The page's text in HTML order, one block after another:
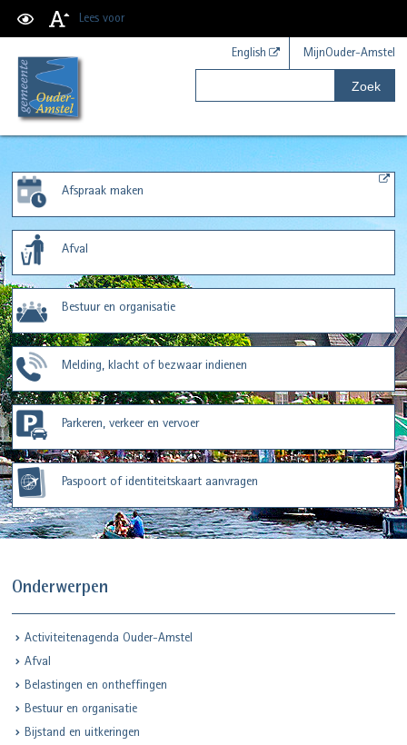
Lees voor
English MijnOuder-Amstel
Zoek
Afspraak maken
Afval
Bestuur en organisatie
Melding, klacht of bezwaar indienen
Parkeren, verkeer en vervoer
Paspoort of identiteitskaart aanvragen
Onderwerpen
Activiteitenagenda Ouder-Amstel
Afval
Belastingen en ontheffingen
Bestuur en organisatie
Bijstand en uitkeringen